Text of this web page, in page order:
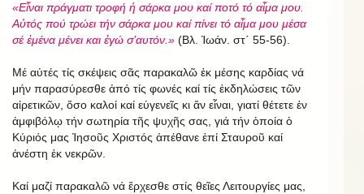
«Εἶναι πράγματι τροφή ἡ σάρκα μου καί ποτό τό αἷμα μου.
Αὐτός πού τρώει τήν σάρκα μου καί πίνει τό αἷμα μου μέσα
σέ ἐμένα μένει και ἐγώ σ’αυτόν.» (Βλ. Ἰωάν. στ΄ 55-56).
Μέ αὐτές τίς σκέψεις σᾶς παρακαλῶ ἐκ μέσης καρδίας νά
μήν παρασύρεσθε ἀπό τίς φωνές καί τίς ἐκδηλώσεις τῶν
αἱρετικῶν, ὅσο καλοί καί εὐγενεῖς κι ἄν εἶναι, γιατί θέτετε ἐν
ἀμφιβόλῳ τήν σωτηρία τῆς ψυχῆς σας, γιά τήν ὁποία ὁ
Κύριός μας Ἰησοῦς Χριστός ἀπέθανε ἐπί Σταυροῦ καί
ἀνέστη ἐκ νεκρῶν.
Καί μαζί παρακαλῶ νά ἔρχεσθε στίς θεῖες Λειτουργίες μας,